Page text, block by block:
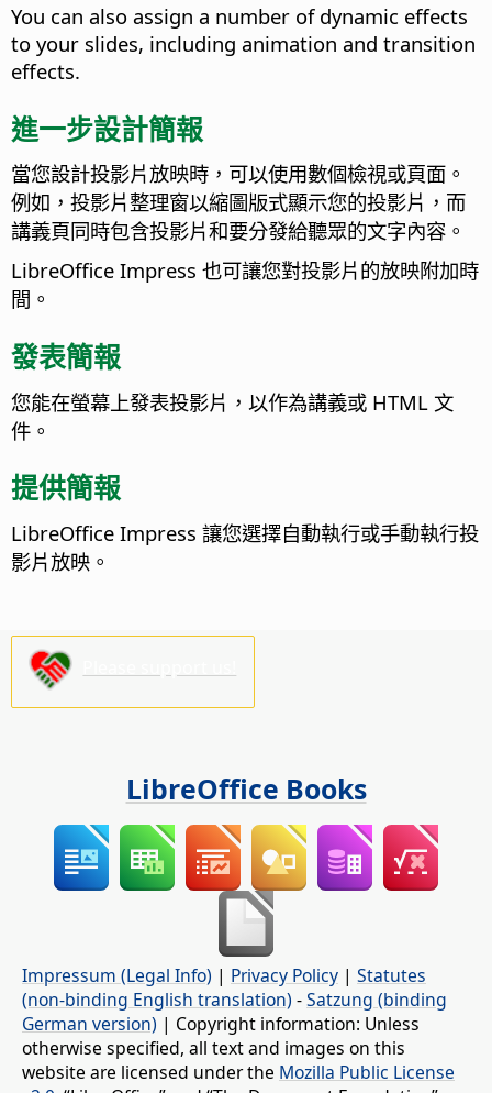
You can also assign a number of dynamic effects
to your slides, including animation and transition
effects.
進一步設計簡報
當您設計投影片放映時，可以使用數個檢視或頁面。
例如，投影片整理窗以縮圖版式顯示您的投影片，而
講義頁同時包含投影片和要分發給聽眾的文字內容。
LibreOffice Impress 也可讓您對投影片的放映附加時
間。
發表簡報
您能在螢幕上發表投影片，以作為講義或 HTML 文
件。
提供簡報
LibreOffice Impress 讓您選擇自動執行或手動執行投
影片放映。
LibreOffice Books
Impressum (Legal Info) | Privacy Policy | Statutes
(non-binding English translation) -Satzung (binding
German version) | Copyright information: Unless
otherwise specified, all text and images on this
website are licensed under the Mozilla Public License